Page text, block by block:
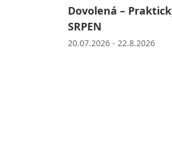
Dovolená –
SRPEN
20.07.2026 - 22.8.2026